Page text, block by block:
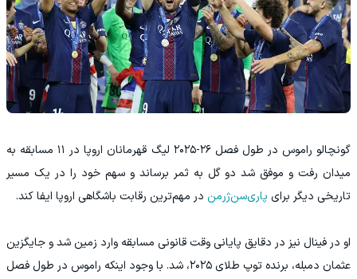
گونچالو راموس در طول فصل ۲۶-۲۰۲۵ لیگ قهرمانان اروپا در ۱۱ مسابقه به
میدان رفت و موفق شد دو گل به ثمر برساند و سهم خود را در یک مسیر
تاریخی دیگر برای پاری‌سن‌ژرمن در مهم‌ترین رقابت باشگاهی اروپا ایفا کند.
او در فینال نیز در دقایق پایانی وقت قانونی مسابقه وارد زمین شد و جایگزین
عثمان دمبله، برنده توپ طلای ۲۰۲۵، شد. با وجود اینکه راموس در طول فصل